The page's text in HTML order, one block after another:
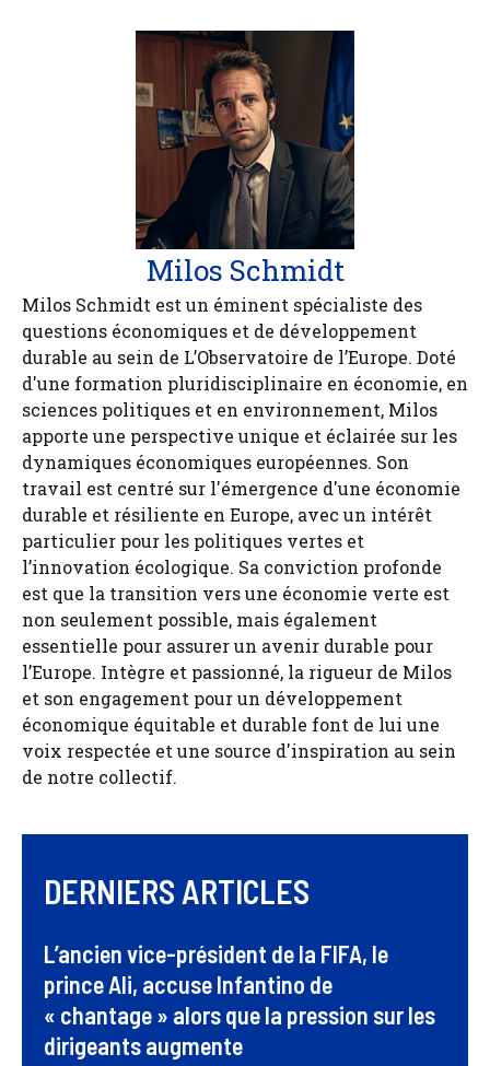
Milos Schmidt
Milos Schmidt est un éminent spécialiste des
questions économiques et de développement
durable au sein de L’Observatoire de l’Europe. Doté
d'une formation pluridisciplinaire en économie, en
sciences politiques et en environnement, Milos
apporte une perspective unique et éclairée sur les
dynamiques économiques européennes. Son
travail est centré sur l'émergence d'une économie
durable et résiliente en Europe, avec un intérêt
particulier pour les politiques vertes et
l’innovation écologique. Sa conviction profonde
est que la transition vers une économie verte est
non seulement possible, mais également
essentielle pour assurer un avenir durable pour
l’Europe. Intègre et passionné, la rigueur de Milos
et son engagement pour un développement
économique équitable et durable font de lui une
voix respectée et une source d'inspiration au sein
de notre collectif.
DERNIERS ARTICLES
L’ancien vice-président de la FIFA, le
prince Ali, accuse Infantino de
« chantage » alors que la pression sur les
dirigeants augmente